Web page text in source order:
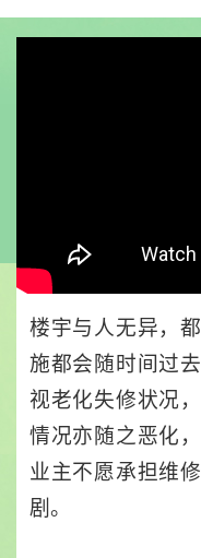
楼宇与人无异，
施都会随时间过
视老化失修状况
情况亦随之恶化
业主不愿承担维
剧。